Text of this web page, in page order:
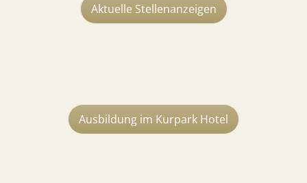
Aktuelle Stellenanzeigen
Ausbildung im Kurpark Hotel